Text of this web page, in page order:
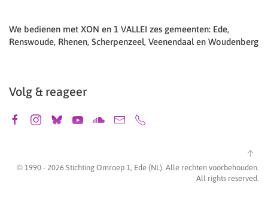
We bedienen met XON en 1 VALLEI zes gemeenten: Ede,
Renswoude, Rhenen, Scherpenzeel, Veenendaal en Woudenberg
Volg & reageer
© 1990 - 2026 Stichting Omroep 1, Ede (NL). Alle rechten voorbehouden.
All rights reserved.